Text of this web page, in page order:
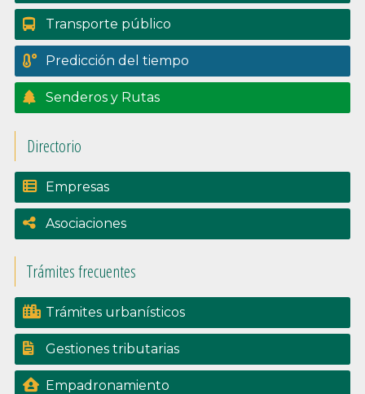
Transporte público
Predicción del tiempo
Senderos y Rutas
Directorio
Empresas
Asociaciones
Trámites frecuentes
Trámites urbanísticos
Gestiones tributarias
Empadronamiento